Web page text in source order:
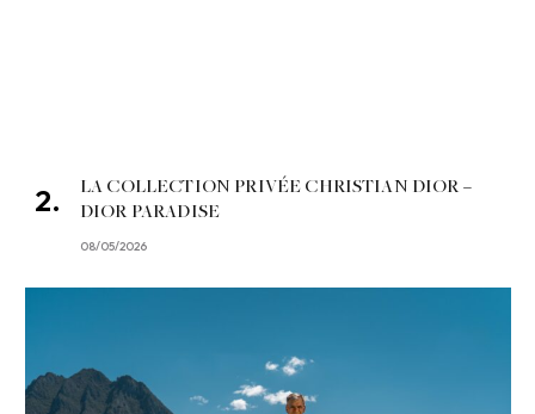
LA COLLECTION PRIVÉE CHRISTIAN DIOR –
DIOR PARADISE
08/05/2026